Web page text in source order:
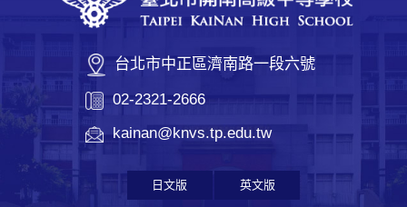
台北市中正區濟南路一段六號
02-2321-2666
kainan@knvs.tp.edu.tw
日文版 英文版